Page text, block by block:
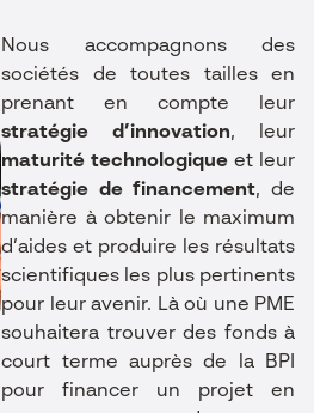
Nous accompagnons des
sociétés de toutes tailles en
prenant en compte leur
stratégie d’innovation, leur
maturité technologique et leur
stratégie de financement, de
manière à obtenir le maximum
d’aides et produire les résultats
scientifiques les plus pertinents
pour leur avenir. Là où une PME
souhaitera trouver des fonds à
court terme auprès de la BPI
pour financer un projet en